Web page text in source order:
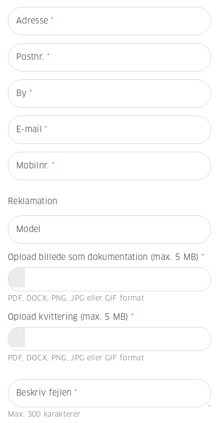
Adresse *
Postnr. *
By *
E-mail*
Mobilnr. *
Reklamation
Model
Opload billede som dokumentation (max. 5 MB) *
PDF, DOCX, PNG, JPG eller GIF format
Opload kvittering (max. 5 MB) *
PDF, DOCX, PNG, JPG eller GIF format
Beskriv fejlen *
Max. 300 karakterer